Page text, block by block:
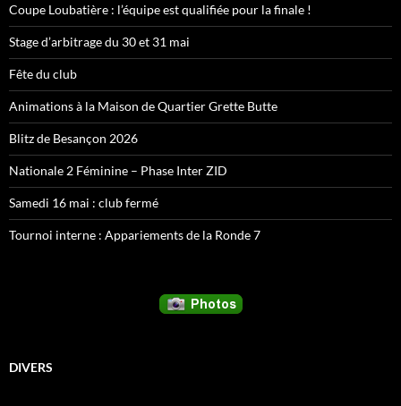
Coupe Loubatière : l’équipe est qualifiée pour la finale !
Stage d’arbitrage du 30 et 31 mai
Fête du club
Animations à la Maison de Quartier Grette Butte
Blitz de Besançon 2026
Nationale 2 Féminine – Phase Inter ZID
Samedi 16 mai : club fermé
Tournoi interne : Appariements de la Ronde 7
DIVERS